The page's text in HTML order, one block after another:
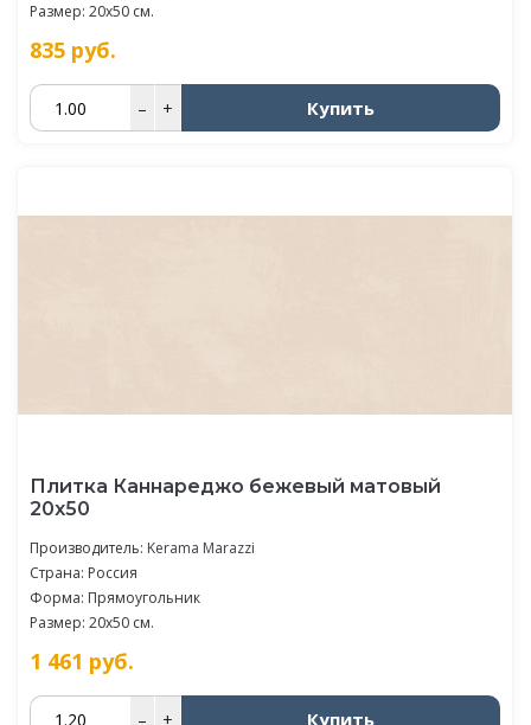
Размер: 20x50 см.
835 руб.
– + Купить
Плитка Каннареджо бежевый матовый
20x50
Производитель: Kerama Marazzi
Страна: Россия
Форма: Прямоугольник
Размер: 20x50 см.
1 461 руб.
– + Купить